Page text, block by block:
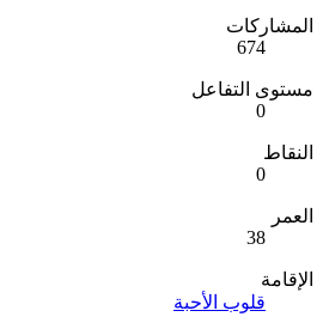
المشاركات
674
مستوى التفاعل
0
النقاط
0
العمر
38
الإقامة
قلوب الأحبة